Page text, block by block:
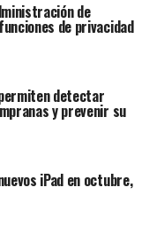
de
de privacidad
detectar
y prevenir su
iPad en octubre,